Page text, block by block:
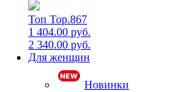
Топ Top.867
1 404.00 руб.
2 340.00 руб.
Для женщин
Новинки